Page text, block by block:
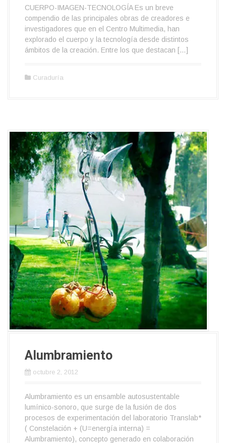
CUERPO-IMAGEN-TECNOLOGÍA Es un breve
compendio de las principales obras de creadores e
investigadores que en el Centro Multimedia, han
explorado el cuerpo y la tecnología desde distintos
ámbitos de la creación. Entre los que destacan […]
Curaduría
Alumbramiento
octubre 2, 2012
Alumbramiento es un ensamble autosustentable
lumínico-sonoro, que surge de la fusión de dos
procesos de experimentación del laboratorio Translab*
( Constelación + (U=energía interna) =
Alumbramiento), concepto generado en colaboración